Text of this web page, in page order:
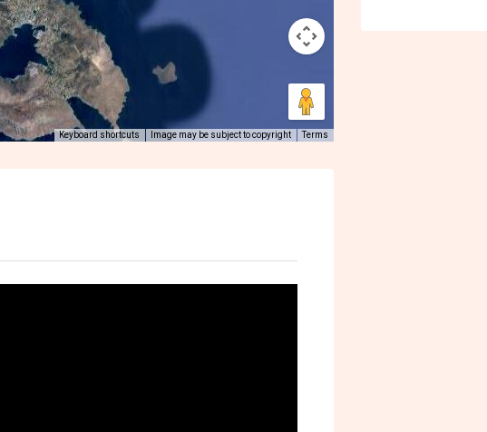
Keyboard shortcuts Image may be subject to copyright Terms